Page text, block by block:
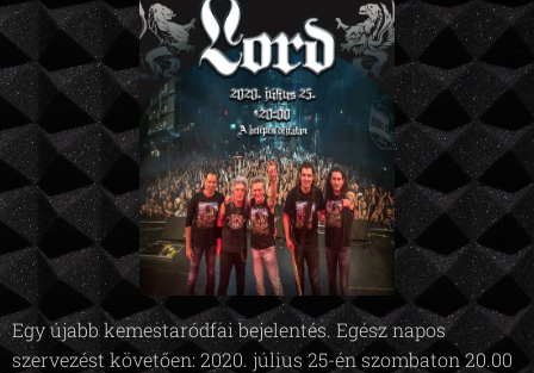
Egy újabb kemestaródfai bejelentés. Egész napos
szervezést követően: 2020. július 25-én szombaton 20.00